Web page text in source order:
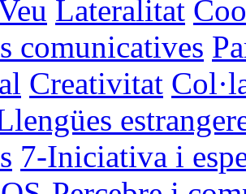
Lateralitat
comunicatives
Creativitat
7-Iniciativa i